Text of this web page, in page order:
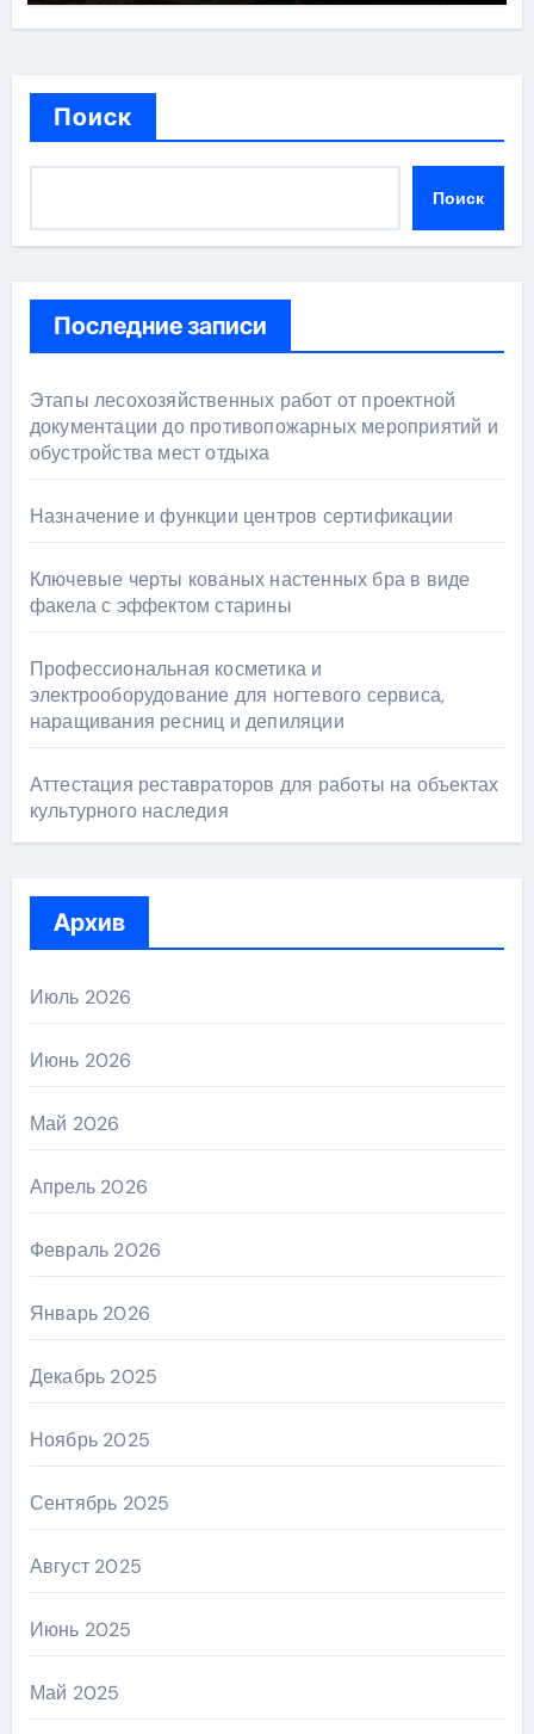
Поиск
Поиск
Последние записи
Этапы лесохозяйственных работ от проектной
документации до противопожарных мероприятий и
обустройства мест отдыха
Назначение и функции центров сертификации
Ключевые черты кованых настенных бра в виде
факела с эффектом старины
Профессиональная косметика и
электрооборудование для ногтевого сервиса,
наращивания ресниц и депиляции
Аттестация реставраторов для работы на объектах
культурного наследия
Архив
Июль 2026
Июнь 2026
Май 2026
Апрель 2026
Февраль 2026
Январь 2026
Декабрь 2025
Ноябрь 2025
Сентябрь 2025
Август 2025
Июнь 2025
Май 2025